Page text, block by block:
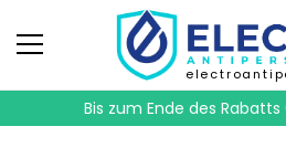
Bis zum Ende des Rabatts